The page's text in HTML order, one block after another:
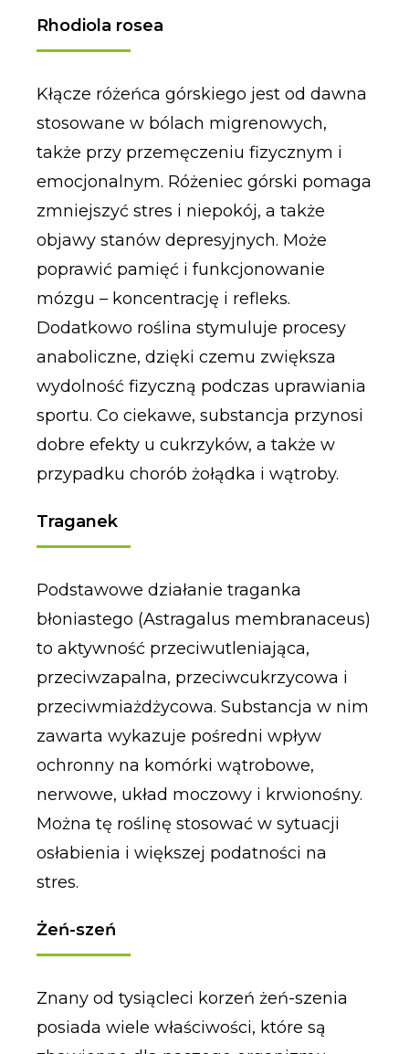
Rhodiola rosea
Kłącze różeńca górskiego jest od dawna
stosowane w bólach migrenowych,
także przy przemęczeniu fizycznym i
emocjonalnym. Różeniec górski pomaga
zmniejszyć stres i niepokój, a także
objawy stanów depresyjnych. Może
poprawić pamięć i funkcjonowanie
mózgu – koncentrację i refleks.
Dodatkowo roślina stymuluje procesy
anaboliczne, dzięki czemu zwiększa
wydolność fizyczną podczas uprawiania
sportu. Co ciekawe, substancja przynosi
dobre efekty u cukrzyków, a także w
przypadku chorób żołądka i wątroby.
Traganek
Podstawowe działanie traganka
błoniastego (Astragalus membranaceus)
to aktywność przeciwutleniająca,
przeciwzapalna, przeciwcukrzycowa i
przeciwmiażdżycowa. Substancja w nim
zawarta wykazuje pośredni wpływ
ochronny na komórki wątrobowe,
nerwowe, układ moczowy i krwionośny.
Można tę roślinę stosować w sytuacji
osłabienia i większej podatności na
stres.
Żeń-szeń
Znany od tysiącleci korzeń żeń-szenia
posiada wiele właściwości, które są